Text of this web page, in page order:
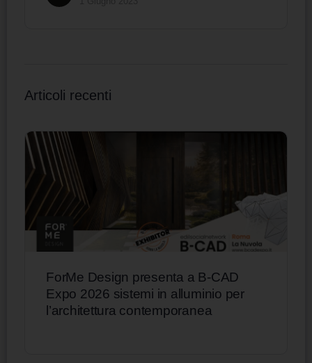
Articoli recenti
ForMe Design presenta a B-CAD
Expo 2026 sistemi in alluminio per
l’architettura contemporanea